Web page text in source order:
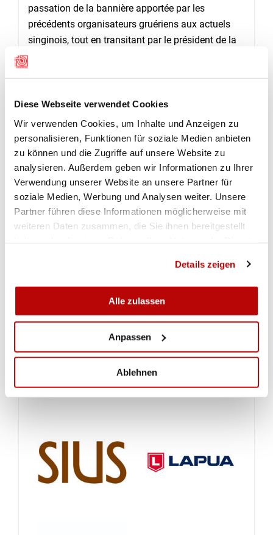
Diese Webseite verwendet Cookies
Wir verwenden Cookies, um Inhalte und Anzeigen zu
personalisieren, Funktionen für soziale Medien anbieten
zu können und die Zugriffe auf unsere Website zu
analysieren. Außerdem geben wir Informationen zu Ihrer
Verwendung unserer Website an unsere Partner für
soziale Medien, Werbung und Analysen weiter. Unsere
Partner führen diese Informationen möglicherweise mit
weiteren Daten zusammen, die Sie ihnen bereitgestellt
Details zeigen
Alle zulassen
Anpassen
Ablehnen
passation de la bannière apportée par les
précédents organisateurs gruériens aux actuels
singinois, tout en transitant par le président de la
hymne, le chant du cœur des Fribourgeois qu’est
le Lyoba et un apéritif dinatoire aussi riche
qu’apprécié. Oui, le tir c’est tout ça. (Jean
Ansermet)
BILDERGALERIE AUF FACEBOOK
WEITERE FOTOS